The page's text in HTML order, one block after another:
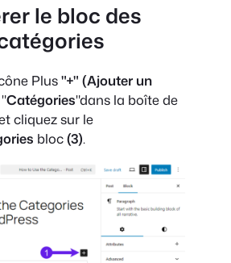
le bloc des
Plus"+" (Ajouter un
Catégories"dans la boîte de
cliquez sur le
bloc(3).